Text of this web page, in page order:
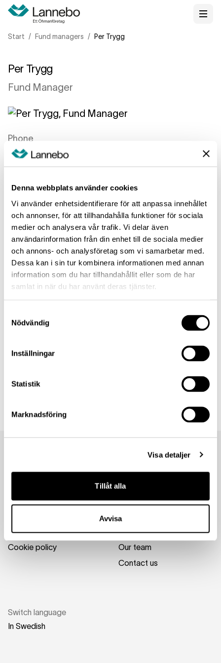
Denna webbplats använder cookies
Vi använder enhetsidentifierare för att anpassa innehållet
och annonser, för att tillhandahålla funktioner för sociala
medier och analysera vår trafik. Vi delar även
användarinformation från din enhet till de sociala medier
och annons- och analysföretag som vi samarbetar med.
Dessa kan i sin tur kombinera informationen med annan
information som du har tillhandahållit eller som de har
samlat in när du har använt deras tjänster.
Nödvändig
Inställningar
Statistik
Marknadsföring
Visa detaljer
Tillåt alla
Avvisa
Start Fund managers Per Trygg
Per Trygg
Fund Manager
Phone
+46 (0)8-5622 5242
Email
per.trygg@lannebo.se
Attachment
per_trygg.jpg
Privacy policy
Cookie policy
About us
About us
Our team
Contact us
Switch language
In Swedish